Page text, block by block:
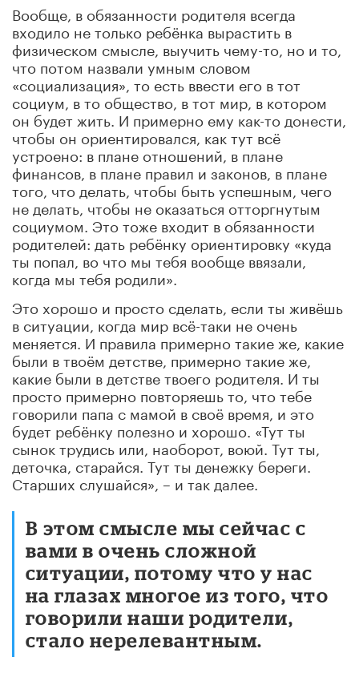
Вообще, в обязанности родителя всегда
входило не только ребёнка вырастить в
физическом смысле, выучить чему-то, но и то,
что потом назвали умным словом
«социализация», то есть ввести его в тот
социум, в то общество, в тот мир, в котором
он будет жить. И примерно ему как-то донести,
чтобы он ориентировался, как тут всё
устроено: в плане отношений, в плане
финансов, в плане правил и законов, в плане
того, что делать, чтобы быть успешным, чего
не делать, чтобы не оказаться отторгнутым
социумом. Это тоже входит в обязанности
родителей: дать ребёнку ориентировку «куда
ты попал, во что мы тебя вообще ввязали,
когда мы тебя родили».
Это хорошо и просто сделать, если ты живёшь
в ситуации, когда мир всё-таки не очень
меняется. И правила примерно такие же, какие
были в твоём детстве, примерно такие же,
какие были в детстве твоего родителя. И ты
просто примерно повторяешь то, что тебе
говорили папа с мамой в своё время, и это
будет ребёнку полезно и хорошо. «Тут ты
сынок трудись или, наоборот, воюй. Тут ты,
деточка, старайся. Тут ты денежку береги.
Старших слушайся», – и так далее.
В этом смысле мы сейчас с
вами в очень сложной
ситуации, потому что у нас
на глазах многое из того, что
говорили наши родители,
стало нерелевантным.